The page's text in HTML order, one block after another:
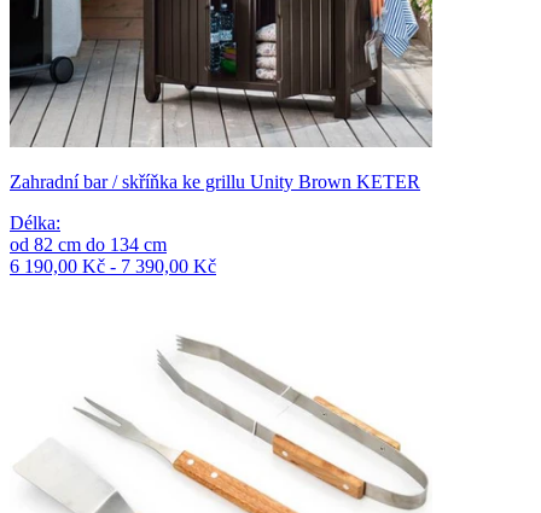
Zahradní bar / skříňka ke grillu Unity Brown KETER
Délka:
od 82 cm do 134 cm
6 190,00 Kč - 7 390,00 Kč